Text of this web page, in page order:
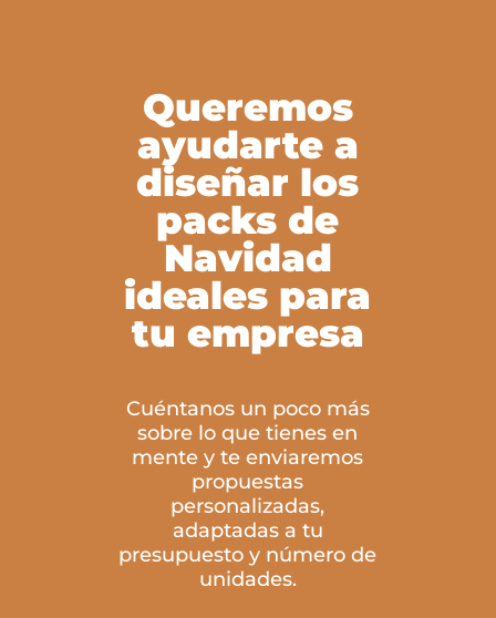
Queremos
ayudarte a
diseñar los
packs de
Navidad
ideales para
tu empresa
Cuéntanos un poco más
sobre lo que tienes en
mente y te enviaremos
propuestas
personalizadas,
adaptadas a tu
presupuesto y número de
unidades.